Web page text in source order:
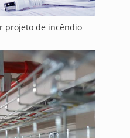
projeto de incêndio